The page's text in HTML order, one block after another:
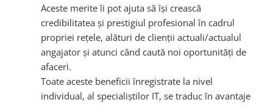
Aceste merite îi pot ajuta să își crească
credibilitatea și prestigiul profesional în cadrul
propriei rețele, alături de clienții actuali/actualul
angajator și atunci când caută noi oportunități de
afaceri.
Toate aceste beneficii înregistrate la nivel
individual, al specialiștilor IT, se traduc în avantaje